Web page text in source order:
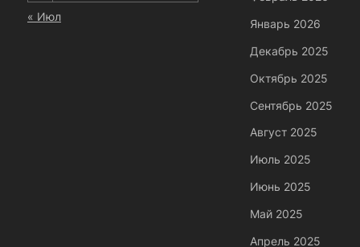
« Июл
Январь 2026
Декабрь 2025
Октябрь 2025
Сентябрь 2025
Август 2025
Июль 2025
Июнь 2025
Май 2025
Апрель 2025